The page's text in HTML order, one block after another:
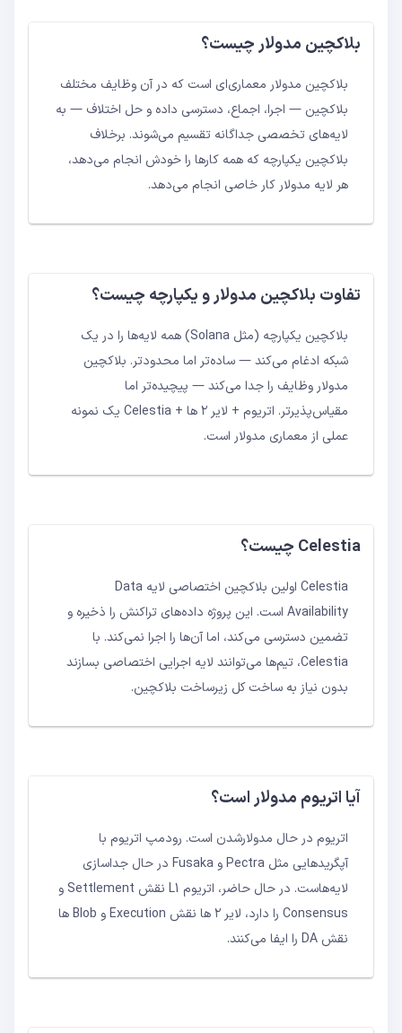
بلاکچین مدولار چیست؟
بلاکچین مدولار معماری‌ای است که در آن وظایف مختلف
بلاکچین — اجرا، اجماع، دسترسی داده و حل اختلاف — به
لایه‌های تخصصی جداگانه تقسیم می‌شوند. برخلاف
بلاکچین یکپارچه که همه کارها را خودش انجام می‌دهد،
هر لایه مدولار کار خاصی انجام می‌دهد.
تفاوت بلاکچین مدولار و یکپارچه چیست؟
بلاکچین یکپارچه (مثل Solana) همه لایه‌ها را در یک
شبکه ادغام می‌کند — ساده‌تر اما محدودتر. بلاکچین
مدولار وظایف را جدا می‌کند — پیچیده‌تر اما
مقیاس‌پذیرتر. اتریوم + لایر ۲ ها + Celestia یک نمونه
عملی از معماری مدولار است.
Celestia چیست؟
Celestia اولین بلاکچین اختصاصی لایه Data
Availability است. این پروژه داده‌های تراکنش را ذخیره و
تضمین دسترسی می‌کند، اما آن‌ها را اجرا نمی‌کند. با
Celestia، تیم‌ها می‌توانند لایه اجرایی اختصاصی بسازند
بدون نیاز به ساخت کل زیرساخت بلاکچین.
آیا اتریوم مدولار است؟
اتریوم در حال مدولارشدن است. رودمپ اتریوم با
آپگریدهایی مثل Pectra و Fusaka در حال جداسازی
لایه‌هاست. در حال حاضر، اتریوم L1 نقش Settlement و
Consensus را دارد، لایر ۲ ها نقش Execution و Blob ها
نقش DA را ایفا می‌کنند.